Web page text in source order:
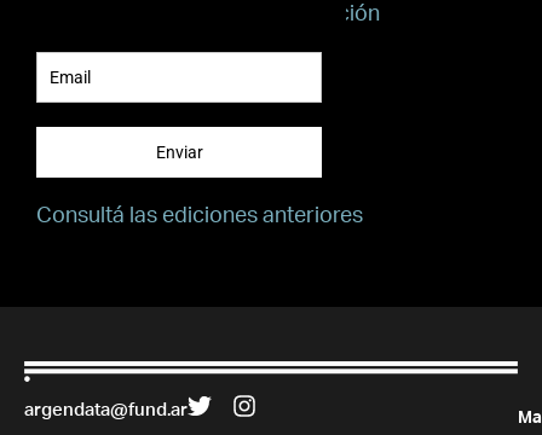
Suscribite para recibir información
Enviar
Consultá las ediciones anteriores
argendata@fund.ar